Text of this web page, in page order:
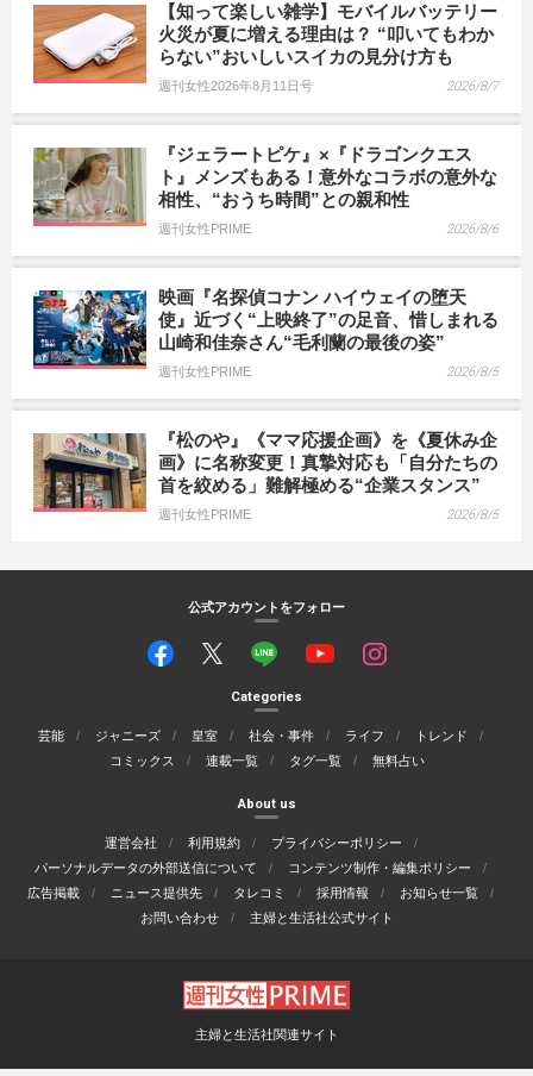
【知って楽しい雑学】モバイルバッテリー
火災が夏に増える理由は？ “叩いてもわか
らない”おいしいスイカの見分け方も
週刊女性2026年8月11日号 2026/8/7
『ジェラートピケ』×『ドラゴンクエス
ト』メンズもある！意外なコラボの意外な
相性、“おうち時間”との親和性
週刊女性PRIME 2026/8/6
映画『名探偵コナン ハイウェイの堕天
使』近づく“上映終了”の足音、惜しまれる
山崎和佳奈さん“毛利蘭の最後の姿”
週刊女性PRIME 2026/8/5
『松のや』《ママ応援企画》を《夏休み企
画》に名称変更！真摯対応も「自分たちの
首を絞める」難解極める“企業スタンス”
週刊女性PRIME 2026/8/5
公式アカウントをフォロー
Categories
芸能 ジャニーズ 皇室 社会・事件 ライフ
トレンド
コミックス
連載一覧 タグ一覧 無料占い
About us
運営会社 利用規約
プライバシーポリシー
パーソナルデータの外部送信について
コンテンツ制作・編集ポリシー
広告掲載
ニュース提供先 タレコミ 採用情報
お知らせ一覧
お問い合わせ
主婦と生活社公式サイト
主婦と生活社関連サイト